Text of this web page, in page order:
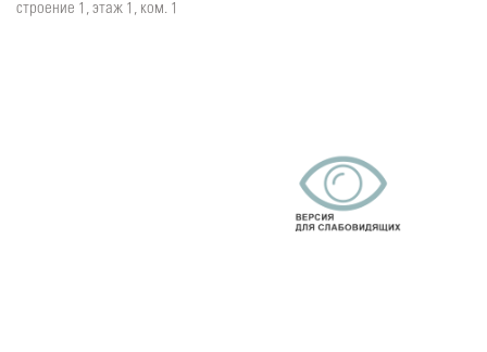
строение 1, этаж 1, ком. 1